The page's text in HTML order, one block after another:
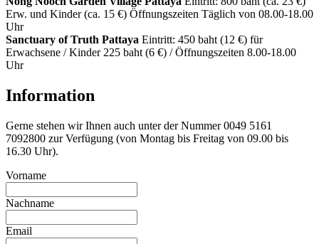
Erw. und Kinder (ca. 15 €) Öffnungszeiten Täglich von 08.00-18.00
Uhr
Sanctuary of Truth Pattaya Eintritt: 450 baht (12 €) für
Erwachsene / Kinder 225 baht (6 €) / Öffnungszeiten 8.00-18.00
Uhr
Information
Gerne stehen wir Ihnen auch unter der Nummer 0049 5161
7092800 zur Verfügung (von Montag bis Freitag von 09.00 bis
16.30 Uhr).
Lass
Feld
leer
Vorname
Nachname
Email